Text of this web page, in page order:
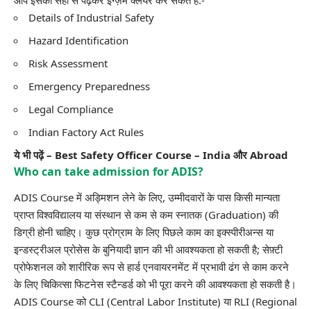
Details of Industrial Safety
Hazard Identification
Risk Assessment
Emergency Preparedness
Legal Compliance
Indian Factory Act Rules
ये भी पढ़ें – Best Safety Officer Course – India और Abroad
Who can take admission for ADIS?
ADIS Course में अड्मिशन लेने के लिए, उम्मीदवारों के पास किसी मान्यता
प्राप्त विश्वविद्यालय या संस्थान से कम से कम स्नातक (Graduation) की
डिग्री होनी चाहिए। कुछ प्रोग्राम के लिए पिछले काम का इक्स्पीरीअन्स या
इन्डस्ट्रीअल प्रोसेस के बुनियादी ज्ञान की भी आवश्यकता हो सकती है; सेफ़्टी
प्रोफेशनल को शारीरिक रूप से हार्ड एनवायरनमेंट में प्रभावी ढंग से काम करने
के लिए चिकित्सा फिटनेस स्टैन्डर्ड को भी पूरा करने की आवश्यकता हो सकती है।
ADIS Course को CLI (Central Labor Institute) या RLI (Regional